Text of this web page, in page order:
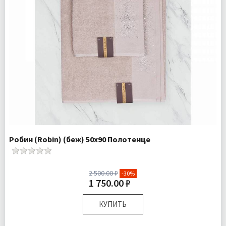
Робин (Robin) (беж) 50х90 Полотенце
2 500.00 ₽ -30%
1 750.00 ₽
КУПИТЬ